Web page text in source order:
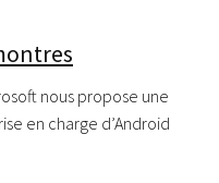
nous propose une
en charge d’Android